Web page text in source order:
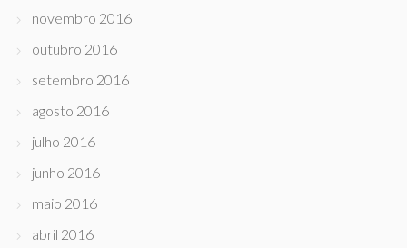
novembro 2016
outubro 2016
setembro 2016
agosto 2016
julho 2016
junho 2016
maio 2016
abril 2016